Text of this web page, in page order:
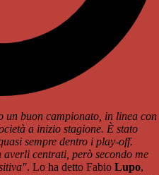
un buon campionato, in linea con
a inizio stagione. È stato
sempre dentro i play-off.
centrati, però secondo me
. Lo ha detto Fabio Lupo,